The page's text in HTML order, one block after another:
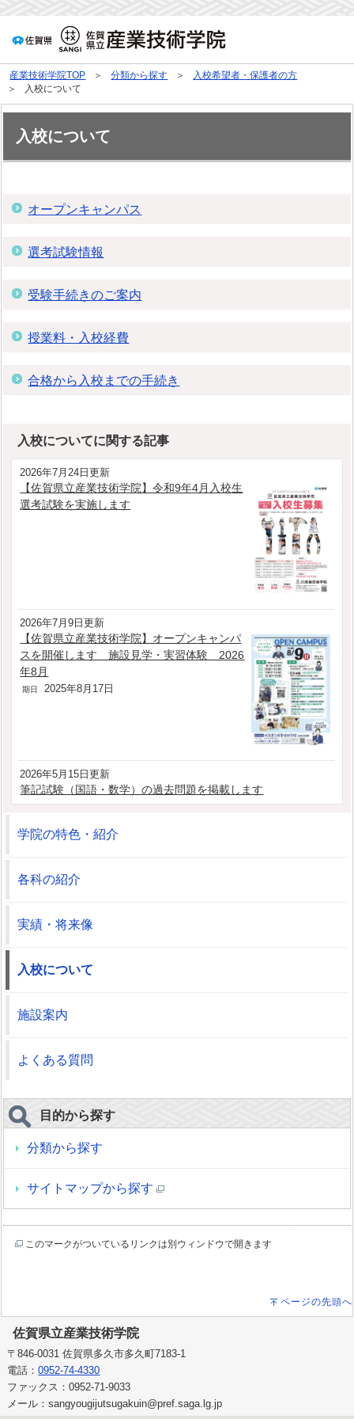
産業技術学院TOP 分類から探す
入校希望者・保護者の方
入校について
入校について
オープンキャンパス
選考試験情報
受験手続きのご案内
授業料・入校経費
合格から入校までの手続き
入校についてに関する記事
2026年7月24日更新
【佐賀県立産業技術学院】令和9年4月入校生
選考試験を実施します
2026年7月9日更新
【佐賀県立産業技術学院】オープンキャンパ
スを開催します 施設見学・実習体験 2026
年8月
期日 2025年8月17日
2026年5月15日更新
筆記試験（国語・数学）の過去問題を掲載します
学院の特色・紹介
各科の紹介
実績・将来像
入校について
施設案内
よくある質問
目的から探す
分類から探す
サイトマップから探す
このマークがついているリンクは別ウィンドウで開きます
ページの先頭へ
佐賀県立産業技術学院
〒846-0031 佐賀県多久市多久町7183-1
電話：0952-74-4330
ファックス：0952-71-9033
メール：sangyougijutsugakuin@pref.saga.lg.jp